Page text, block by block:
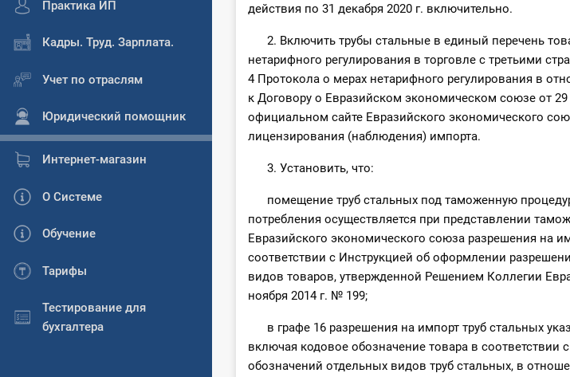
Практика ИП
Кадры. Труд. Зарплата.
Учет по отраслям
Юридический помощник
Интернет-магазин
О Системе
Обучение
Тарифы
Тестирование для
бухгалтера
действия по 31 декабря 2020 г. включительно.
2. Включить трубы стальные в единый перечень
нетарифного регулирования в торговле с третьими
4 Протокола о мерах нетарифного регулирования в
к Договору о Евразийском экономическом союзе от
официальном сайте Евразийского экономического
лицензирования (наблюдения) импорта.
3. Установить, что:
помещение труб стальных под таможенную
потребления осуществляется при представлении
Евразийского экономического союза разрешения на
соответствии с Инструкцией об оформлении
видов товаров, утвержденной Решением Коллегии
ноября 2014 г. № 199;
в графе 16 разрешения на импорт труб стальных
включая кодовое обозначение товара в соответствии
обозначений отдельных видов труб стальных, в